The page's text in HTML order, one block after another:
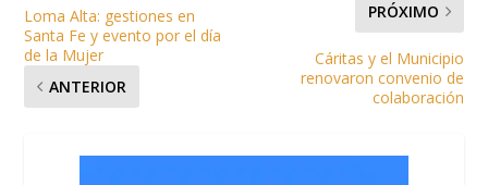
Loma Alta: gestiones en
Santa Fe y evento por el día
de la Mujer
ANTERIOR
PRÓXIMO
Cáritas y el Municipio
renovaron convenio de
colaboración